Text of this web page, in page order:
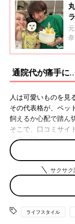
通院代が痛手
人は可愛いものを見
その代表格が、ペッ
飼えるか心配で踏ん
そこで、口コミサイ
事情を聞いてみまし
「うさぎを飼った経
ろうか？ 散歩も行
たからにはやるし
たお世話も今では慣
在です」
「私も初めは知ら
サクサ
ライフスタイル